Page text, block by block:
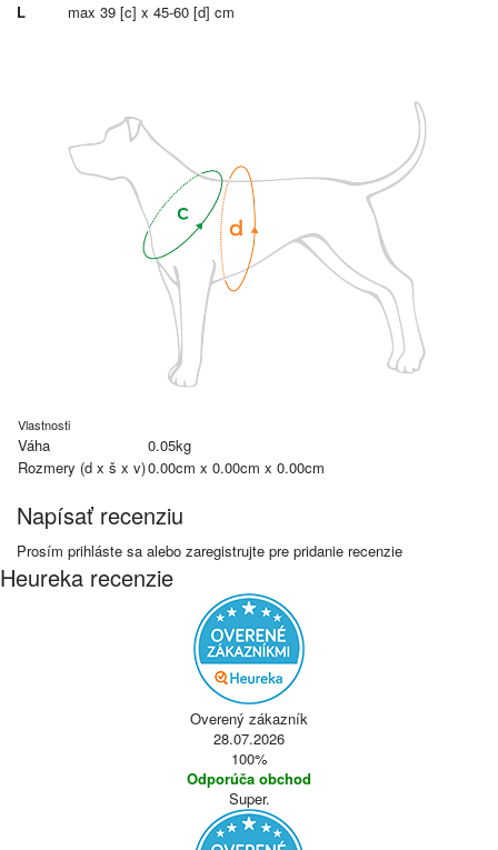
L
max 39 [c] x 45-60 [d] cm
Vlastnosti
Váha
0.05kg
Rozmery (d x š x v)0.00cm x 0.00cm x 0.00cm
Napísať recenziu
Prosím prihláste sa alebo zaregistrujte pre pridanie recenzie
Heureka recenzie
Overený zákazník
28.07.2026
100%
Odporúča obchod
Super.